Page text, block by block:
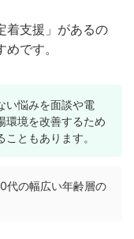
着支援」があるの
です。
い悩みを面談や電
環境を改善するため
ともあります。
代の幅広い年齢層の